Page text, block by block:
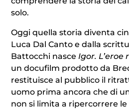
solo.
Oggi quella storia diventa
Luca Dal Canto e dalla
Battocchi nasce Igor.
un docufilm prodotto da
restituisce al pubblico il
uomo prima ancora che di
non si limita a ripercorrere